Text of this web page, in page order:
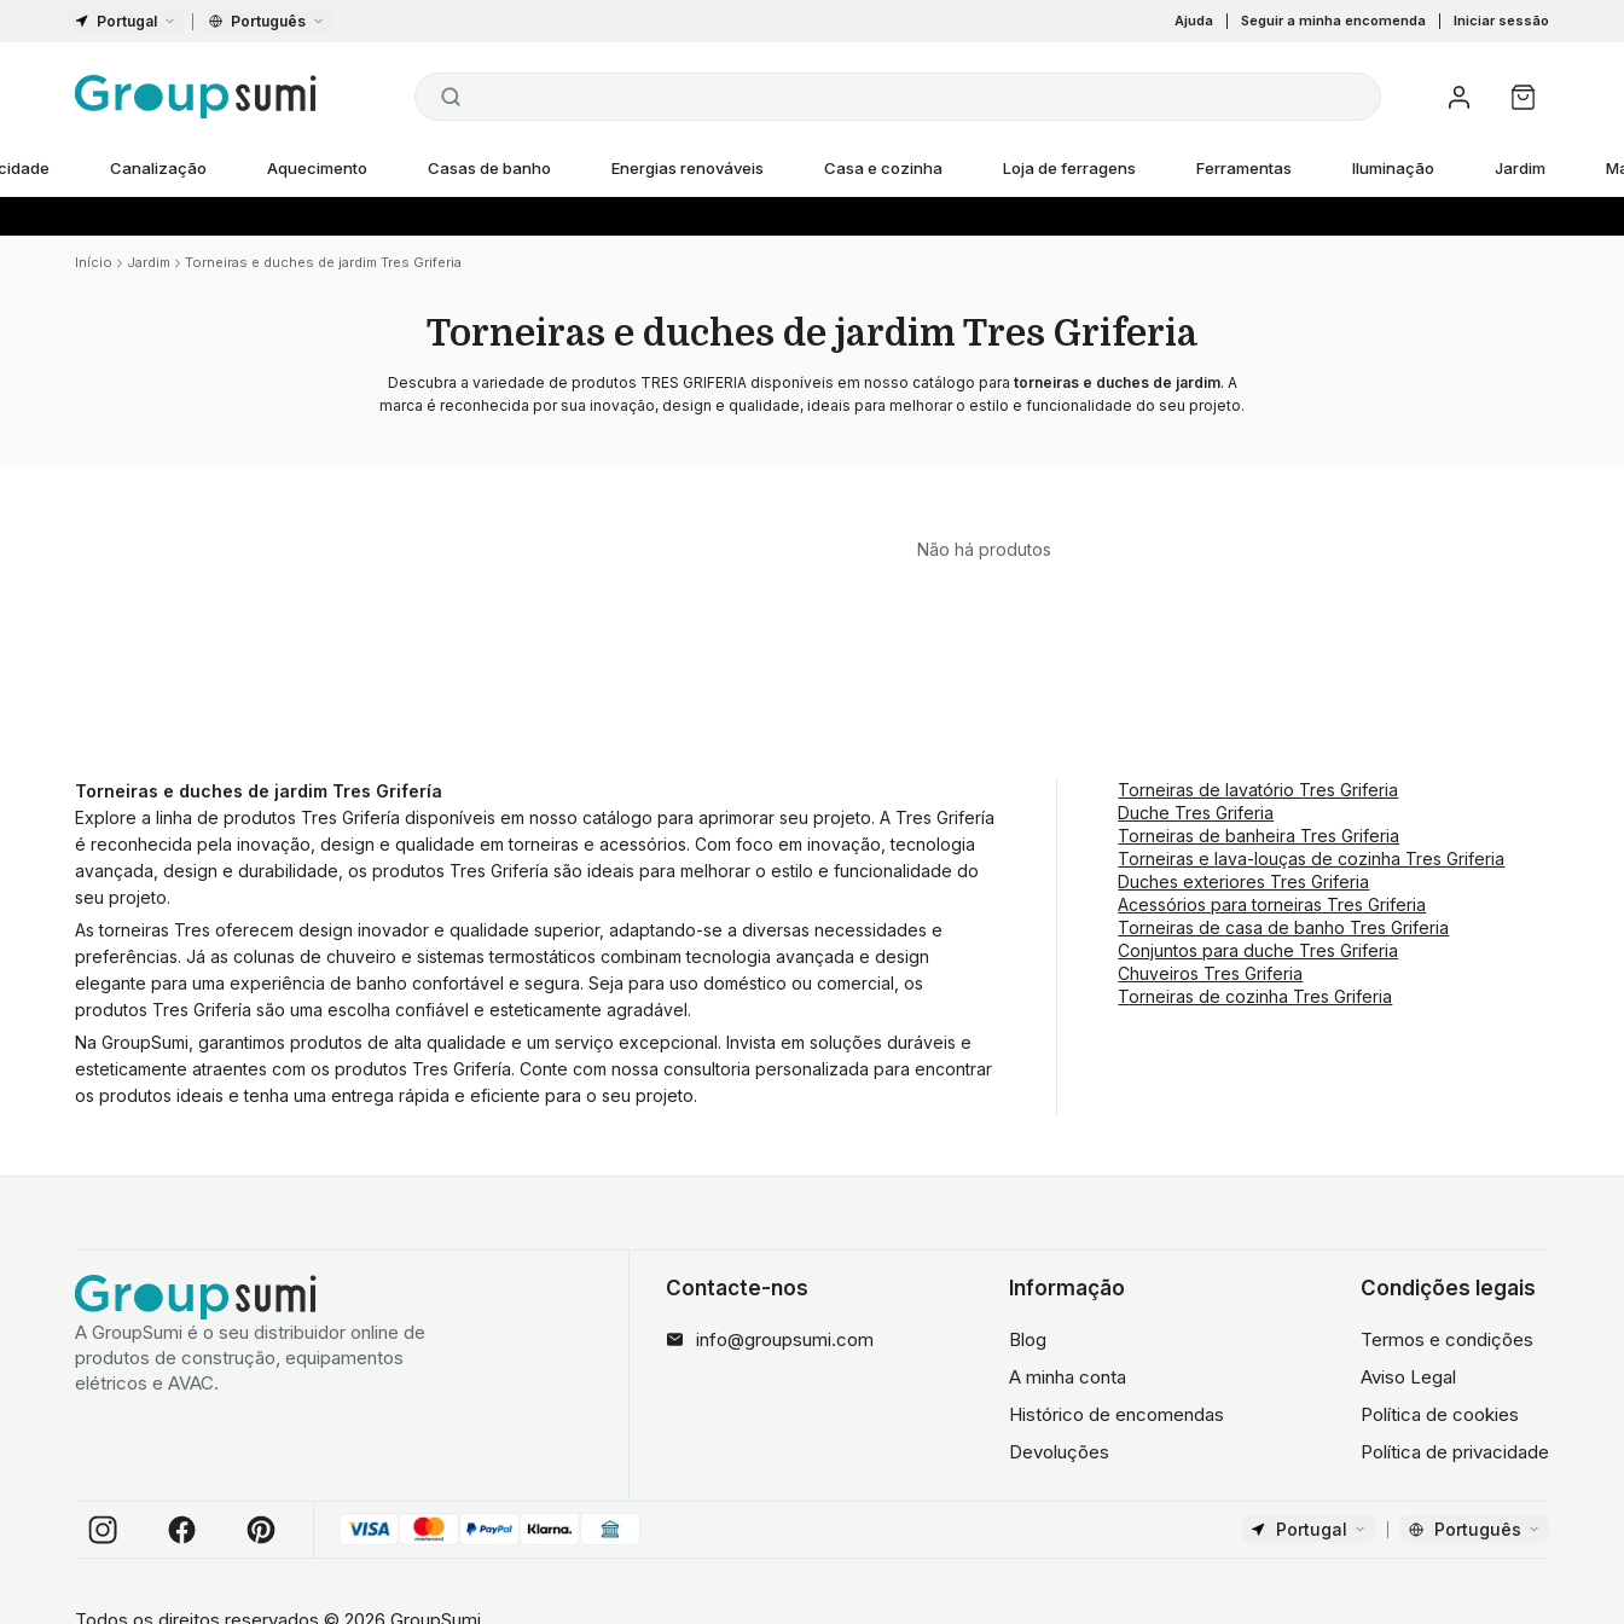
Portugal Português Ajuda Seguir a minha encomenda Iniciar sessão
Canalização Aquecimento Casas de banho Energias renováveis Casa e cozinha Loja de ferragens Ferramentas Iluminação Jardim
Início Jardim Torneiras e duches de jardim Tres Griferia
Torneiras e duches de jardim Tres Griferia
Descubra a variedade de produtos TRES GRIFERIA disponíveis em nosso catálogo para torneiras e duches de jardim. A
marca é reconhecida por sua inovação, design e qualidade, ideais para melhorar o estilo e funcionalidade do seu projeto.
Não há produtos
Torneiras e duches de jardim Tres Grifería
Explore a linha de produtos Tres Grifería disponíveis em nosso catálogo para aprimorar seu projeto. A Tres Grifería
é reconhecida pela inovação, design e qualidade em torneiras e acessórios. Com foco em inovação, tecnologia
avançada, design e durabilidade, os produtos Tres Grifería são ideais para melhorar o estilo e funcionalidade do
seu projeto.
As torneiras Tres oferecem design inovador e qualidade superior, adaptando-se a diversas necessidades e
preferências. Já as colunas de chuveiro e sistemas termostáticos combinam tecnologia avançada e design
elegante para uma experiência de banho confortável e segura. Seja para uso doméstico ou comercial, os
produtos Tres Grifería são uma escolha confiável e esteticamente agradável.
Na GroupSumi, garantimos produtos de alta qualidade e um serviço excepcional. Invista em soluções duráveis e
esteticamente atraentes com os produtos Tres Grifería. Conte com nossa consultoria personalizada para encontrar
os produtos ideais e tenha uma entrega rápida e eficiente para o seu projeto.
Torneiras de lavatório Tres Griferia
Duche Tres Griferia
Torneiras de banheira Tres Griferia
Torneiras e lava-louças de cozinha Tres Griferia
Duches exteriores Tres Griferia
Acessórios para torneiras Tres Griferia
Torneiras de casa de banho Tres Griferia
Conjuntos para duche Tres Griferia
Chuveiros Tres Griferia
Torneiras de cozinha Tres Griferia
A GroupSumi é o seu distribuidor online de
produtos de construção, equipamentos
elétricos e AVAC.
Contacte-nos
info@groupsumi.com
Informação
Blog
A minha conta
Histórico de encomendas
Devoluções
Condições legais
Termos e condições
Aviso Legal
Política de cookies
Política de privacidade
Portugal Português
Todos os direitos reservados © 2026 GroupSumi